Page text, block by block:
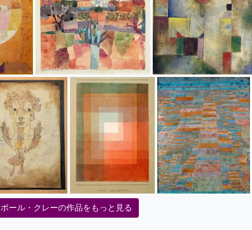
ポール・クレーの作品をもっと見る